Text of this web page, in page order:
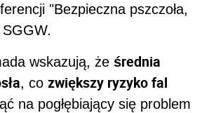
"Bezpieczna pszczoła,
wskazują, że średnia
, co zwiększy ryzyko fal
na pogłębiający się problem